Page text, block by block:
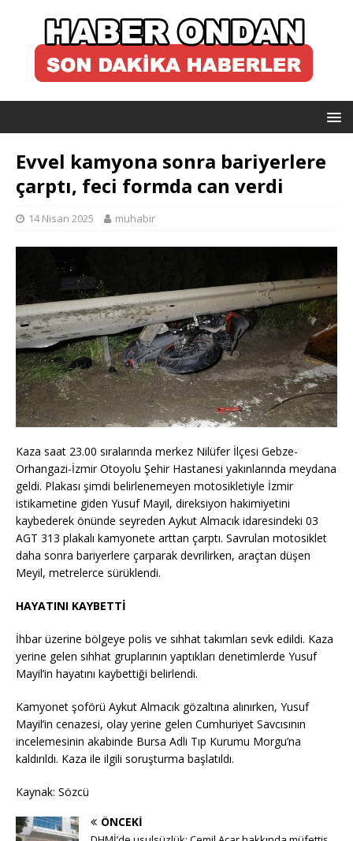
Evvel kamyona sonra bariyerlere
çarptı, feci formda can verdi
14 Nisan 2025 muhabir
Kaza saat 23.00 sıralarında merkez Nilüfer İlçesi Gebze-
Orhangazi-İzmir Otoyolu Şehir Hastanesi yakınlarında meydana
geldi. Plakası şimdi belirlenemeyen motosikletiyle İzmir
istikametine giden Yusuf Mayil, direksiyon hakimiyetini
kaybederek önünde seyreden Aykut Almacık idaresindeki 03
AGT 313 plakalı kamyonete arttan çarptı. Savrulan motosiklet
daha sonra bariyerlere çarparak devrilirken, araçtan düşen
Meyil, metrelerce sürüklendi.
HAYATINI KAYBETTİ
İhbar üzerine bölgeye polis ve sıhhat takımları sevk edildi. Kaza
yerine gelen sıhhat gruplarının yaptıkları denetimlerde Yusuf
Mayil’in hayatını kaybettiği belirlendi.
Kamyonet şoförü Aykut Almacık gözaltına alınırken, Yusuf
Mayil’in cenazesi, olay yerine gelen Cumhuriyet Savcısının
incelemesinin akabinde Bursa Adli Tıp Kurumu Morgu’na
kaldırıldı. Kaza ile ilgili soruşturma başlatıldı.
Kaynak: Sözcü
ÖNCEKI